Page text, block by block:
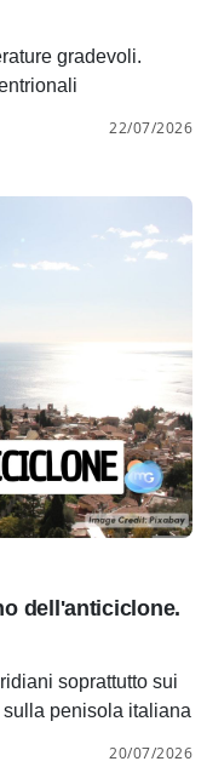
gradevoli.
22/07/2026
dell'anticiclone.
soprattutto sui
penisola italiana
20/07/2026